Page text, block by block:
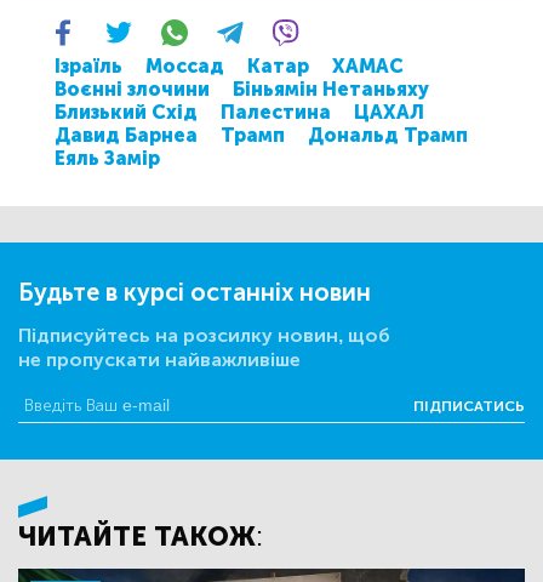
Ізраїль Моссад Катар
ХАМАС
Воєнні злочини
Біньямін Нетаньяху
Близький Схід
Палестина
ЦАХАЛ
Давид Барнеа
Трамп
Дональд Трамп
Еяль Замір
Будьте в курсі останніх новин
Підписуйтесь на розсилку новин, щоб
не пропускати найважливіше
ПІДПИСАТИСЬ
ЧИТАЙТЕ ТАКОЖ: